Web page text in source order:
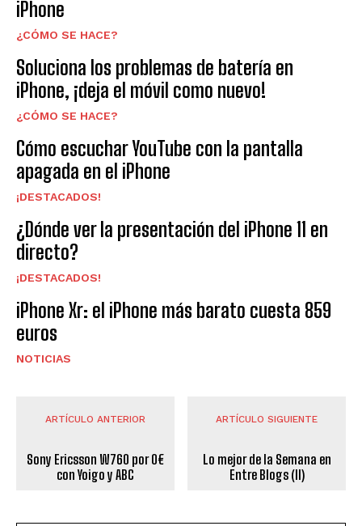
iPhone
¿CÓMO SE HACE?
Soluciona los problemas de batería en
iPhone, ¡deja el móvil como nuevo!
¿CÓMO SE HACE?
Cómo escuchar YouTube con la pantalla
apagada en el iPhone
¡DESTACADOS!
¿Dónde ver la presentación del iPhone 11 en
directo?
¡DESTACADOS!
iPhone Xr: el iPhone más barato cuesta 859
euros
NOTICIAS
ARTÍCULO ANTERIOR
Sony Ericsson W760 por 0€
con Yoigo y ABC
ARTÍCULO SIGUIENTE
Lo mejor de la Semana en
Entre Blogs (II)